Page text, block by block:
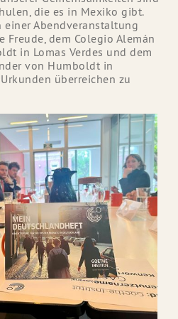
die es in Mexiko gibt.
Abendveranstaltung
Freude, dem Colegio Alemán
in Lomas Verdes und dem
von Humboldt in
überreichen zu